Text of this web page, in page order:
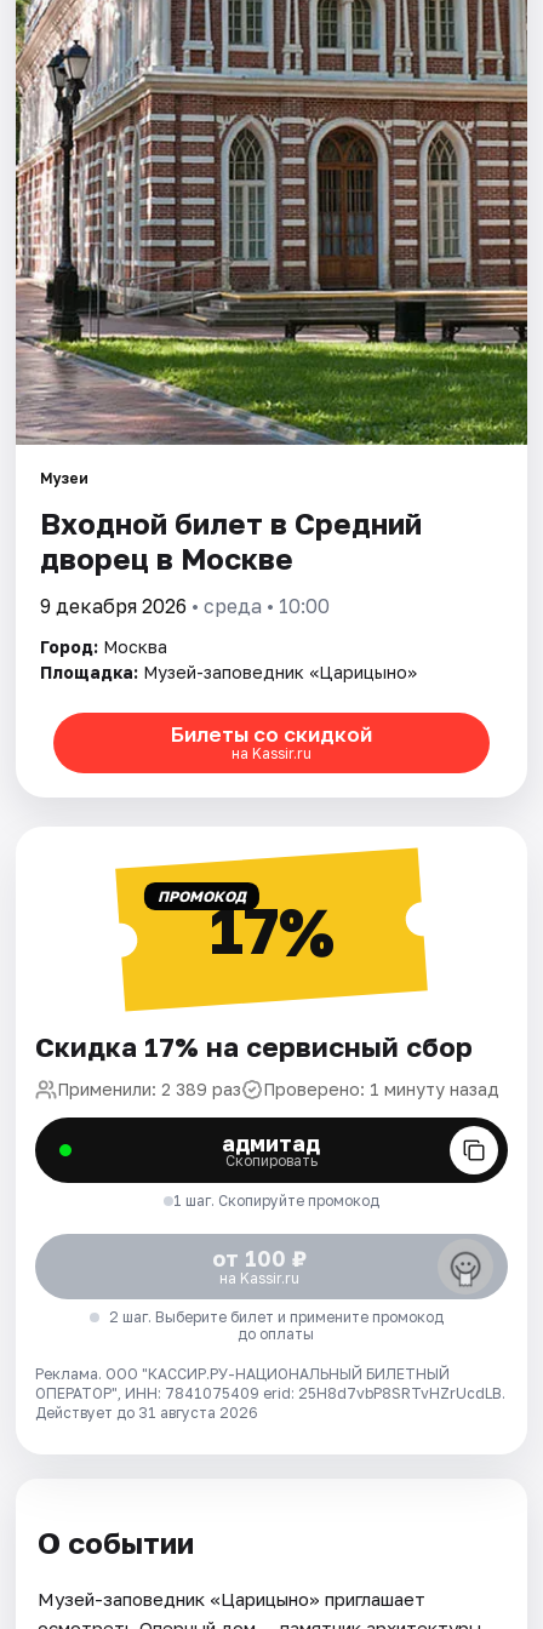
Города
Площадки
Артисты
Рейтинги
Музеи
Входной билет в Средний
дворец в Москве
9 декабря 2026 • среда • 10:00
Город: Москва
Площадка: Музей-заповедник «Царицыно»
Билеты со скидкой
на Kassir.ru
ПРОМОКОД17%
Скидка 17% на сервисный сбор
Применили: 2 389 раз Проверено: 1 минуту назад
адмитад
Скопировать
1 шаг. Скопируйте промокод
от 100 ₽
на Kassir.ru
2 шаг. Выберите билет и примените промокод
до оплаты
Реклама. ООО "КАССИР.РУ-НАЦИОНАЛЬНЫЙ БИЛЕТНЫЙ
ОПЕРАТОР", ИНН: 7841075409 erid: 25H8d7vbP8SRTvHZrUcdLB.
Действует до 31 августа 2026
О событии
Музей-заповедник «Царицыно» приглашает